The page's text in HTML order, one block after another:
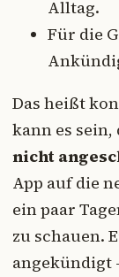
Alltag.
Für die
Das heißt
kann es sein,
nicht
App auf die
ein paar
zu schauen.
angekündigt